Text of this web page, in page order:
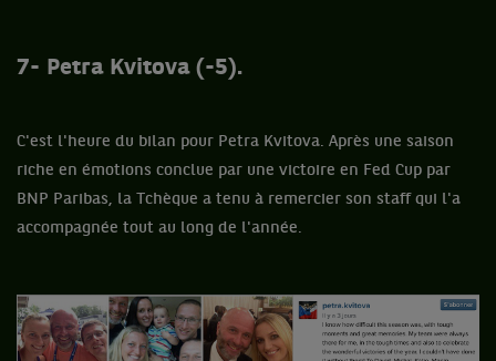
7- Petra Kvitova (-5).
C'est l'heure du bilan pour Petra Kvitova. Après une saison
riche en émotions conclue par une victoire en Fed Cup par
BNP Paribas, la Tchèque a tenu à remercier son staff qui l'a
accompagnée tout au long de l'année.